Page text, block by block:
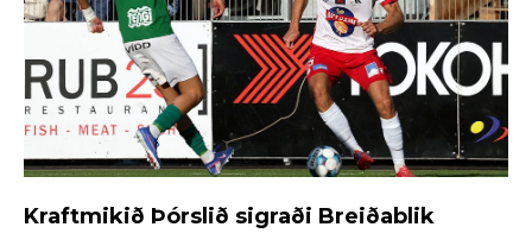
Kraftmikið Þórslið sigraði Breiðablik